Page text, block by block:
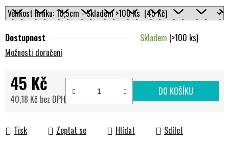
Dostupnost Skladem (>100 ks)
Možnosti doručení
45 Kč
40,18 Kč bez DPH
DO KOŠÍKU
Tisk Zeptat se Hlídat Sdílet